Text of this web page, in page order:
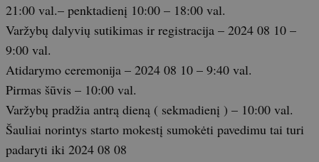
21:00 val.– penktadienį 10:00 – 18:00 val.
Varžybų dalyvių sutikimas ir registracija – 2024 08 10 –
9:00 val.
Atidarymo ceremonija – 2024 08 10 – 9:40 val.
Pirmas šūvis – 10:00 val.
Varžybų pradžia antrą dieną ( sekmadienį ) – 10:00 val.
Šauliai norintys starto mokestį sumokėti pavedimu tai turi
padaryti iki 2024 08 08